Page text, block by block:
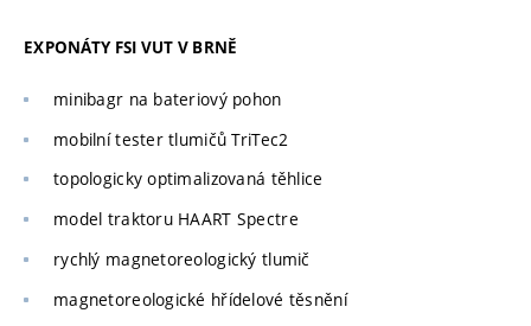
EXPONÁTY FSI VUT V BRNĚ
minibagr na bateriový pohon
mobilní tester tlumičů TriTec2
topologicky optimalizovaná těhlice
model traktoru HAART Spectre
rychlý magnetoreologický tlumič
magnetoreologické hřídelové těsnění